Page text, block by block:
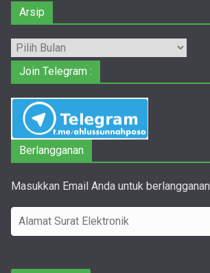
Arsip
Arsip
Join Telegram :
Berlangganan
Masukkan Email Anda untuk berlangganan
l